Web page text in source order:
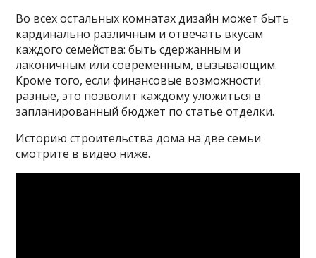
Во всех остальных комнатах дизайн может быть
кардинально различным и отвечать вкусам
каждого семейства: быть сдержанным и
лаконичным или современным, вызывающим.
Кроме того, если финансовые возможности
разные, это позволит каждому уложиться в
запланированный бюджет по статье отделки.
Историю строительства дома на две семьи
смотрите в видео ниже.